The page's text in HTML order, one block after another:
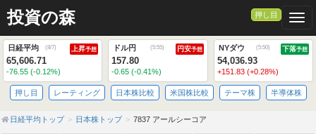
投資の森 押し目
日経平均 (8/7) 上昇予想
65,606.71
-76.55 (-0.12%)
ドル円 (5:55) 円安予想
157.80
-0.65 (-0.41%)
NYダウ (5:50) 下落予想
54,036.93
+151.83 (+0.28%)
押し目 レーティング 日本株比較 米国株比較 テーマ株 半導体株
日経平均トップ 日本株トップ 7837 アールシーコア